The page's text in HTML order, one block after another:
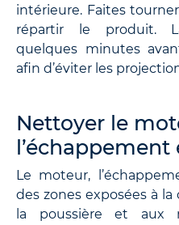
intérieure. Faites
répartir le produit.
quelques minutes
afin d’éviter les
Nettoyer le
Le moteur,
des zones exposées à
la poussière et aux